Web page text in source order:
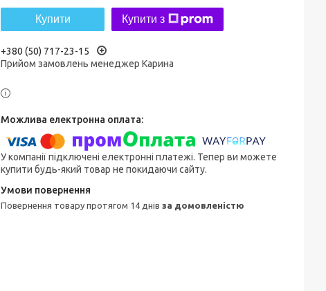
Купити Купити з
+380 (50) 717-23-15
Прийом замовлень менеджер Карина
У компанії підключені електронні платежі. Тепер ви можете
купити будь-який товар не покидаючи сайту.
повернення товару протягом 14 днів за домовленістю